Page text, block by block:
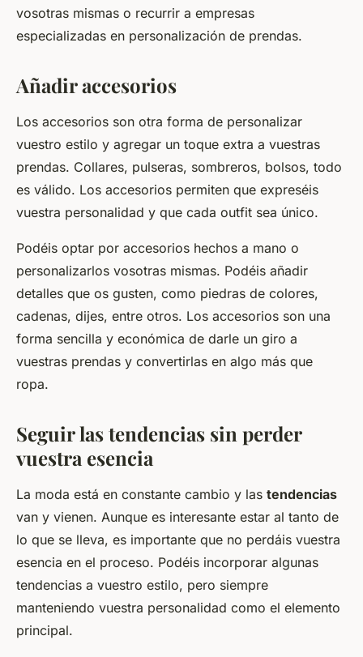
vosotras mismas o recurrir a empresas
especializadas en personalización de prendas.
Añadir accesorios
Los accesorios son otra forma de personalizar
vuestro estilo y agregar un toque extra a vuestras
prendas. Collares, pulseras, sombreros, bolsos, todo
es válido. Los accesorios permiten que expreséis
vuestra personalidad y que cada outfit sea único.
Podéis optar por accesorios hechos a mano o
personalizarlos vosotras mismas. Podéis añadir
detalles que os gusten, como piedras de colores,
cadenas, dijes, entre otros. Los accesorios son una
forma sencilla y económica de darle un giro a
vuestras prendas y convertirlas en algo más que
ropa.
Seguir las tendencias sin perder
vuestra esencia
La moda está en constante cambio y las tendencias
van y vienen. Aunque es interesante estar al tanto de
lo que se lleva, es importante que no perdáis vuestra
esencia en el proceso. Podéis incorporar algunas
tendencias a vuestro estilo, pero siempre
manteniendo vuestra personalidad como el elemento
principal.